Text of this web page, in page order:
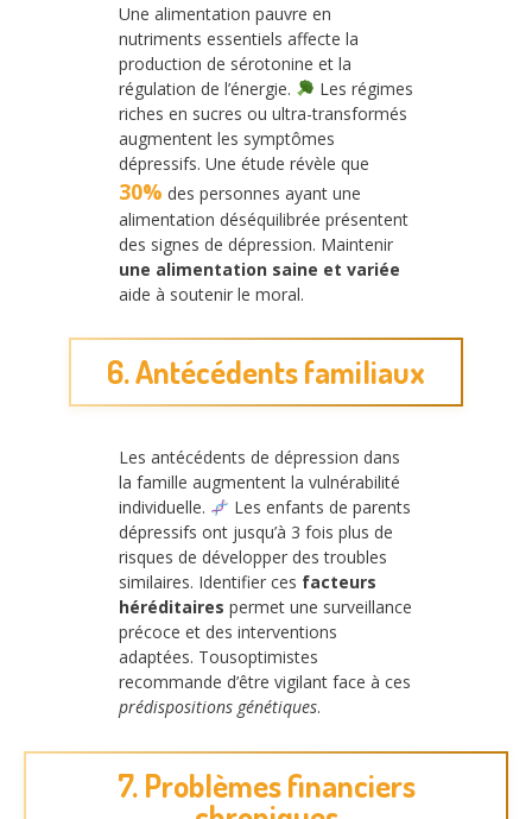
Une alimentation pauvre en
nutriments essentiels affecte la
production de sérotonine et la
régulation de l’énergie.
Les régimes
riches en sucres ou ultra-transformés
augmentent les symptômes
dépressifs. Une étude révèle que
30% des personnes ayant une
alimentation déséquilibrée présentent
des signes de dépression. Maintenir
une alimentation saine et variée
aide à soutenir le moral.
6. Antécédents familiaux
Les antécédents de dépression dans
la famille augmentent la vulnérabilité
individuelle.
Les enfants de parents
dépressifs ont jusqu’à 3 fois plus de
risques de développer des troubles
similaires. Identifier ces facteurs
héréditaires permet une surveillance
précoce et des interventions
adaptées. Tousoptimistes
recommande d’être vigilant face à ces
prédispositions génétiques.
7. Problèmes financiers